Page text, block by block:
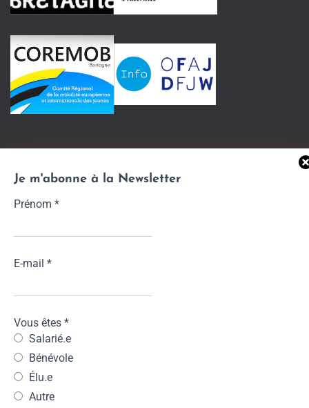
Je m'abonne à la Newsletter
Prénom *
E-mail *
Vous êtes *
Salarié.e
Bénévole
Élu.e
Autre
MENTIONS LÉGALES